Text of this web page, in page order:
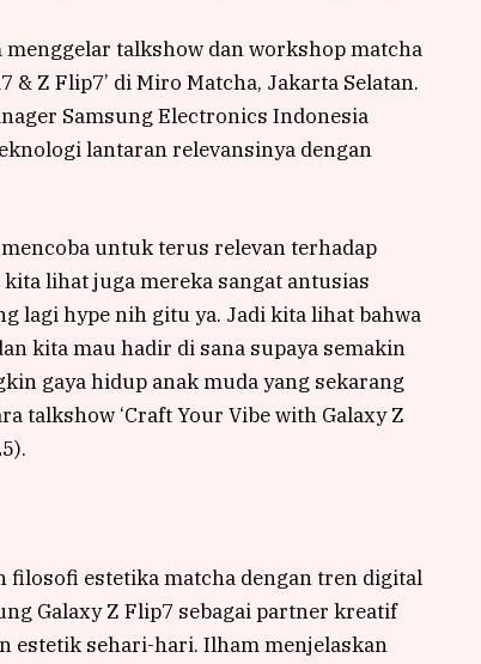
talkshow dan workshop matcha
& Z Flip7’ di Miro Matcha, Jakarta Selatan.
Samsung Electronics Indonesia
lantaran relevansinya dengan
untuk terus relevan terhadap
lihat juga mereka sangat antusias
lagi hype nih gitu ya. Jadi kita lihat bahwa
kita mau hadir di sana supaya semakin
gaya hidup anak muda yang sekarang
talkshow ‘Craft Your Vibe with Galaxy Z
estetika matcha dengan tren digital
Galaxy Z Flip7 sebagai partner kreatif
estetik sehari-hari. Ilham menjelaskan